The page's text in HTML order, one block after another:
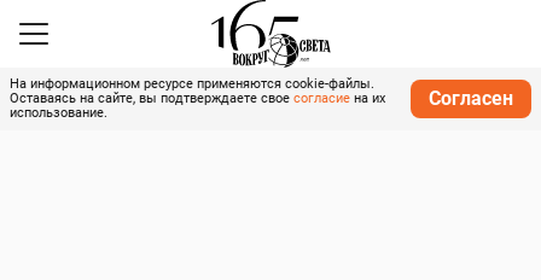
На информационном ресурсе применяются cookie-файлы.
Оставаясь на сайте, вы подтверждаете свое согласие на их
использование.
Согласен